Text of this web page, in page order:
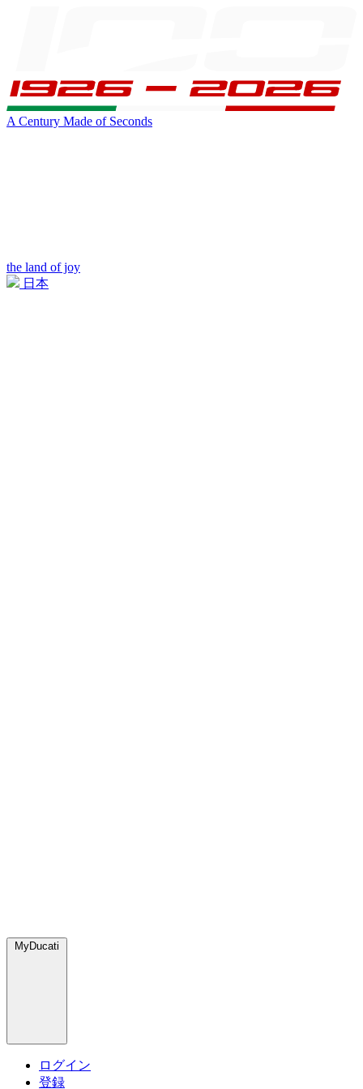
A Century Made of Seconds
the land of joy
日本
MyDucati
ログイン
登録